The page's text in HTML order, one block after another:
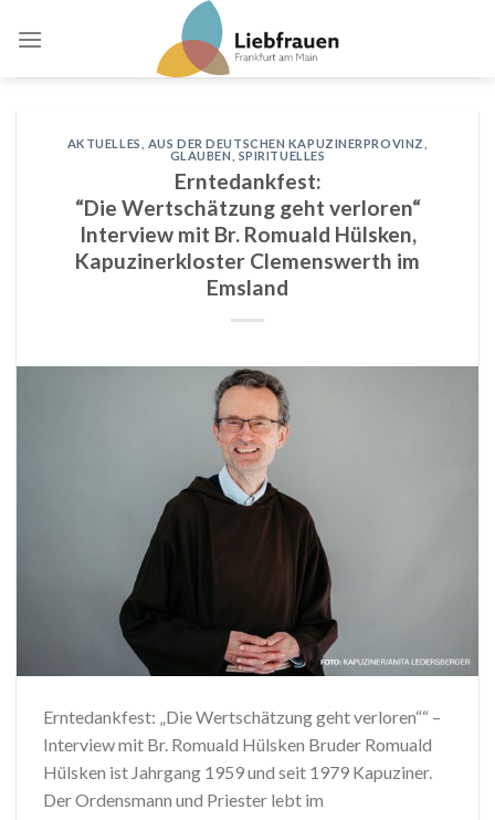
AKTUELLES AUS DER DEUTSCHEN KAPUZINERPROVINZ
GLAUBEN
SPIRITUELLES
Erntedankfest:
“Die Wertschätzung geht verloren“
Interview mit Br. Romuald Hülsken,
Kapuzinerkloster Clemenswerth im
Emsland
Erntedankfest: „Die Wertschätzung geht verloren““ –
Interview mit Br. Romuald Hülsken Bruder Romuald
Hülsken ist Jahrgang 1959 und seit 1979 Kapuziner.
Der Ordensmann und Priester lebt im